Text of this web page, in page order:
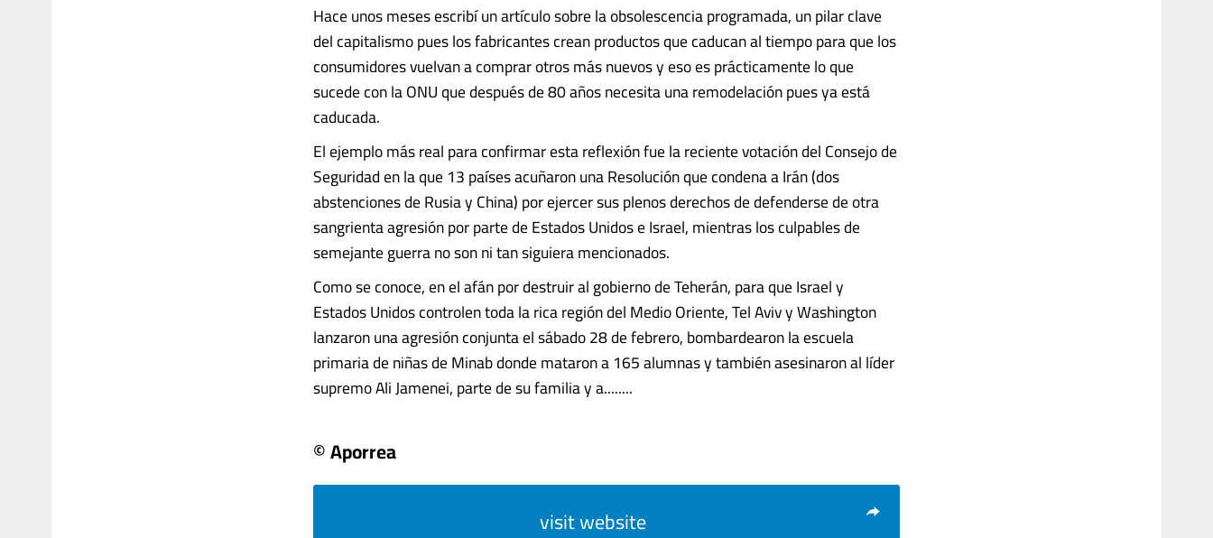
Hace unos meses escribí un artículo sobre la obsolescencia programada, un pilar clave
del capitalismo pues los fabricantes crean productos que caducan al tiempo para que los
consumidores vuelvan a comprar otros más nuevos y eso es prácticamente lo que
sucede con la ONU que después de 80 años necesita una remodelación pues ya está
caducada.
El ejemplo más real para confirmar esta reflexión fue la reciente votación del Consejo de
Seguridad en la que 13 países acuñaron una Resolución que condena a Irán (dos
abstenciones de Rusia y China) por ejercer sus plenos derechos de defenderse de otra
sangrienta agresión por parte de Estados Unidos e Israel, mientras los culpables de
semejante guerra no son ni tan siguiera mencionados.
Como se conoce, en el afán por destruir al gobierno de Teherán, para que Israel y
Estados Unidos controlen toda la rica región del Medio Oriente, Tel Aviv y Washington
lanzaron una agresión conjunta el sábado 28 de febrero, bombardearon la escuela
primaria de niñas de Minab donde mataron a 165 alumnas y también asesinaron al líder
supremo Ali Jamenei, parte de su familia y a........
© Aporrea
visit website